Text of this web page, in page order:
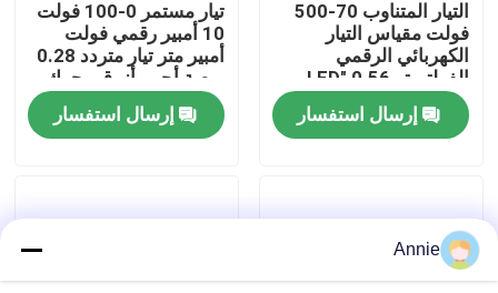
أخبار
القضايا
وحدة امدادات الطاقة
التيار المتناوب 70-500
فولت مقياس التيار
الكهربائي الرقمي
الفولتميتر 0.56 "LED
الفولتميتر الرقمي
إرسال استفسار
تيار مستمر 0-100 فولت
10 أمبير رقمي فولت
أمبير متر تيار متردد 0.28
بوصة أحمر أزرق محرك
IC
إرسال استفسار
Annie